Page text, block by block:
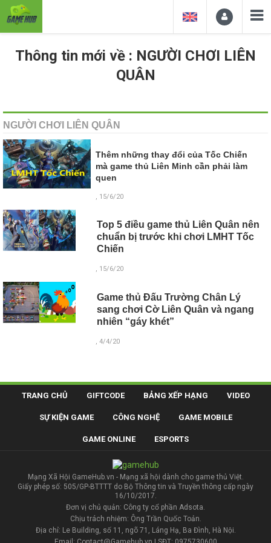
Thông tin mới về : NGƯỜI CHƠI LIÊN
QUÂN
NGƯỜI CHƠI LIÊN QUÂN
Thêm những thay đổi của Tốc Chiến
mà game thủ Liên Minh cần phải làm
quen
, 15/6/20
Top 5 điều game thủ Liên Quân nên
chuẩn bị trước khi chơi LMHT Tốc
Chiến
, 15/6/20
Game thủ Đấu Trường Chân Lý
sang chơi Cờ Liên Quân và ngang
nhiên “gáy khét”
, 4/4/20
TRANG CHỦ GIFTCODE BẢNG XẾP HẠNG VIDEO
SỰ KIỆN GAME CÔNG NGHỆ GAME MOBILE
GAME ONLINE ESPORTS
Mạng Xã Hội GameHub.vn - Mạng xã hội dành cho game thủ Việt.
Giấy phép số: 505/GP-BTTTT do Bộ Thông tin và Truyền thông cấp ngày
16/10/2017.
Đơn vị chủ quản: Công ty cổ phần Adsota.
Chịu trách nhiệm: Ông Trần Quốc Toản.
Địa chỉ: Le Building, số 11, ngõ 71, Láng Hạ, Ba Đình, Hà Nội.